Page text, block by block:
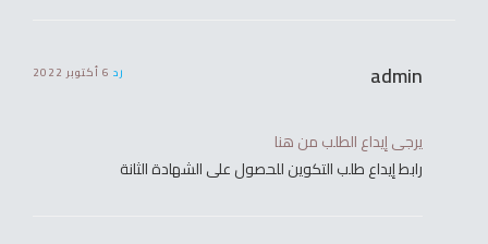
admin رد 6 أكتوبر 2022
يرجى إيداع الطلب من هنا
رابط إيداع طلب التكوين للحصول على الشهادة الثانة